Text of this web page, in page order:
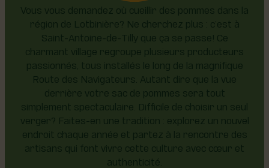
Vous vous demandez où cueillir des pommes dans la
région de Lotbinière? Ne cherchez plus : c’est à
Saint-Antoine-de-Tilly que ça se passe! Ce
charmant village regroupe plusieurs producteurs
passionnés, tous installés le long de la magnifique
Route des Navigateurs. Autant dire que la vue
derrière votre sac de pommes sera tout
simplement spectaculaire. Difficile de choisir un seul
verger? Faites-en une tradition : explorez un nouvel
endroit chaque année et partez à la rencontre des
artisans qui font vivre cette culture avec cœur et
authenticité.